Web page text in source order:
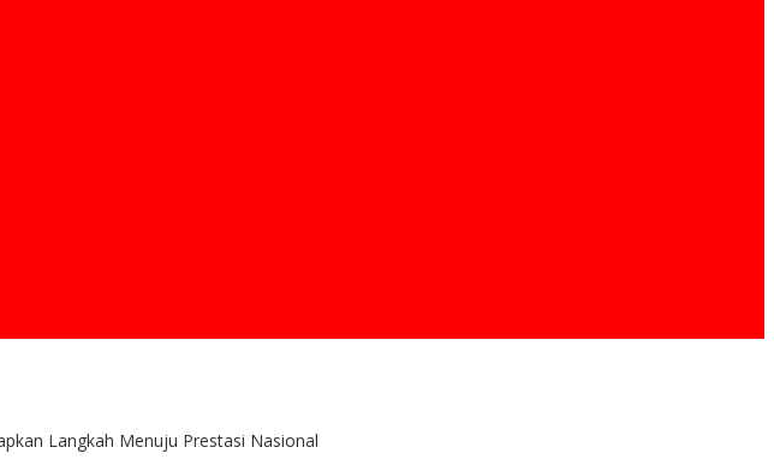
Langkah Menuju Prestasi Nasional